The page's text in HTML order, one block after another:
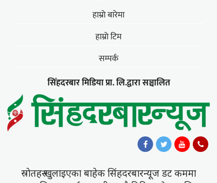
हाम्राे बारेमा
हाम्राे टिम
सम्पर्क
सिंहदरबार मिडिया प्रा. लि.द्वारा सञ्चालित
स्राेतहरु खुलाइएका बाहेक सिंहदरबारन्यूज डट कममा